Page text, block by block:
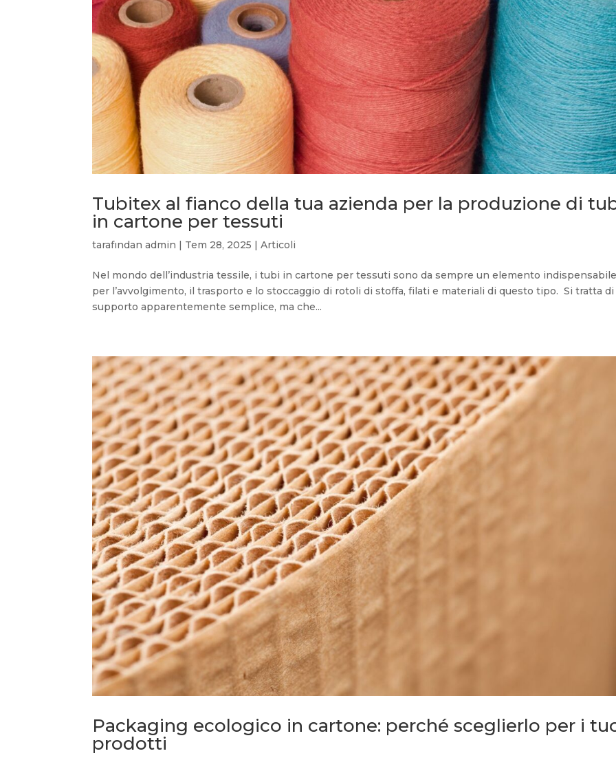
Tubitex al fianco della tua azienda per la produzione di
in cartone per tessuti
tarafındanadmin | Tem 28, 2025 |Articoli
Nel mondo dell’industria tessile, i tubi in cartone per tessuti sono da sempre un elemento
per l’avvolgimento, il trasporto e lo stoccaggio di rotoli di stoffa, filati e materiali di questo tipo. Si tratta
supporto apparentemente semplice, ma che...
Packaging ecologico in cartone: perché sceglierlo per i
prodotti